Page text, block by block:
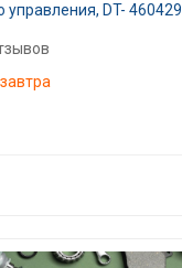
управления, DT- 460429